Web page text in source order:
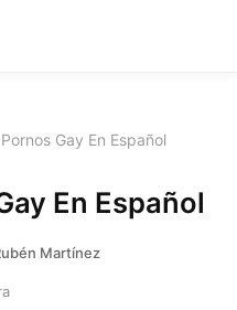
Gay En Español
En Español
Martínez